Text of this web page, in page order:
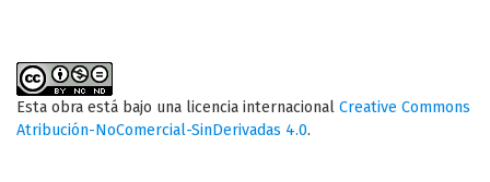
Esta obra está bajo una licencia internacional Creative Commons
Atribución-NoComercial-SinDerivadas 4.0.